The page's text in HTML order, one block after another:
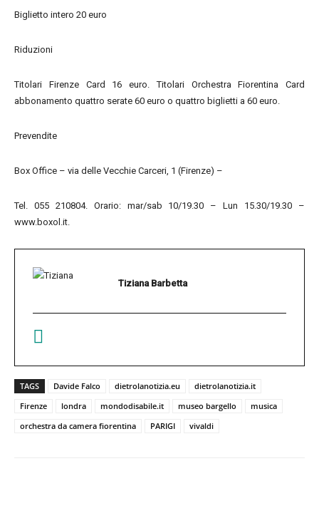
Biglietto intero 20 euro
Riduzioni
Titolari Firenze Card 16 euro. Titolari Orchestra Fiorentina Card
abbonamento quattro serate 60 euro o quattro biglietti a 60 euro.
Prevendite
Box Office – via delle Vecchie Carceri, 1 (Firenze) –
Tel. 055 210804. Orario: mar/sab 10/19.30 – Lun 15.30/19.30 –
www.boxol.it.
Tiziana Barbetta
TAGS Davide Falco dietrolanotizia.eu
dietrolanotizia.it
Firenze
londra mondodisabile.it museo bargello
musica
orchestra da camera fiorentina
PARIGI vivaldi